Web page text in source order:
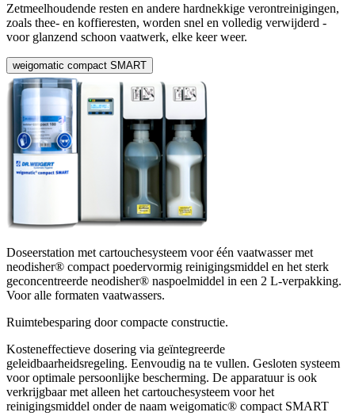
Zetmeelhoudende resten en andere hardnekkige verontreinigingen,
zoals thee- en koffieresten, worden snel en volledig verwijderd -
voor glanzend schoon vaatwerk, elke keer weer.
weigomatic compact SMART
Doseerstation met cartouchesysteem voor één vaatwasser met
neodisher® compact poedervormig reinigingsmiddel en het sterk
geconcentreerde neodisher® naspoelmiddel in een 2 L-verpakking.
Voor alle formaten vaatwassers.
Ruimtebesparing door compacte constructie.
Kosteneffectieve dosering via geïntegreerde
geleidbaarheidsregeling. Eenvoudig na te vullen. Gesloten systeem
voor optimale persoonlijke bescherming. De apparatuur is ook
verkrijgbaar met alleen het cartouchesysteem voor het
reinigingsmiddel onder de naam weigomatic® compact SMART